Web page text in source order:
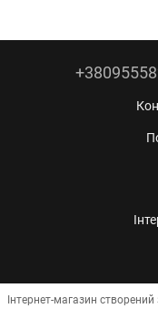
Інтернет-магазин